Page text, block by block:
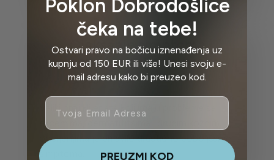
Olakšanje simptoma
kožnih oboljenja preko
90%
Veliki broj klijenata koji imaju probleme sa
ekcemima, dermatititsima i drugim kožnim
oboljenjima je prijavilo drastično poboljšanje
simptoma.
Poklon Dobrodošlice
čeka na tebe!
Ostvari pravo na bočicu iznenađenja uz
kupnju od 150 EUR ili više! Unesi svoju e-
mail adresu kako bi preuzeo kod.
Email
PREUZMI KOD